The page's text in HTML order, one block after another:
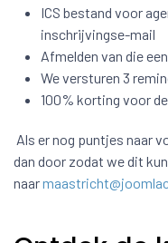
ICS bestand voor
inschrijvingse-mail
Afmelden van die
We versturen 3
100% korting voor
Als er nog puntjes naar
dan door zodat we dit
naar